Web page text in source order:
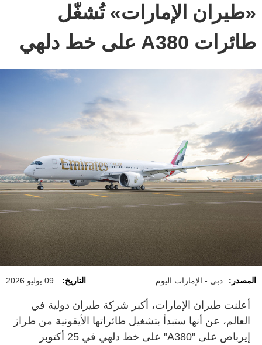
«طيران الإمارات» تُشغّل
طائرات A380 على خط دلهي
المصدر: دبي - الإمارات اليوم التاريخ: 09 يوليو 2026
أعلنت طيران الإمارات، أكبر شركة طيران دولية في
العالم، عن أنها ستبدأ بتشغيل طائراتها الأيقونية من طراز
إيرباص على "A380" على خط دلهي في 25 أكتوبر